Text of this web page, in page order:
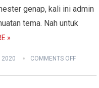
genap, kali ini admin
tema. Nah untuk
»
2020 COMMENTS OFF